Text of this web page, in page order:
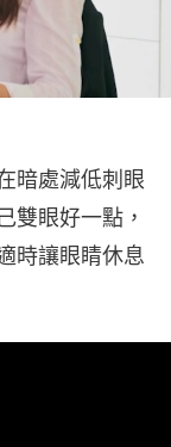
暗處減低刺眼
雙眼好一點，
時讓眼睛休息